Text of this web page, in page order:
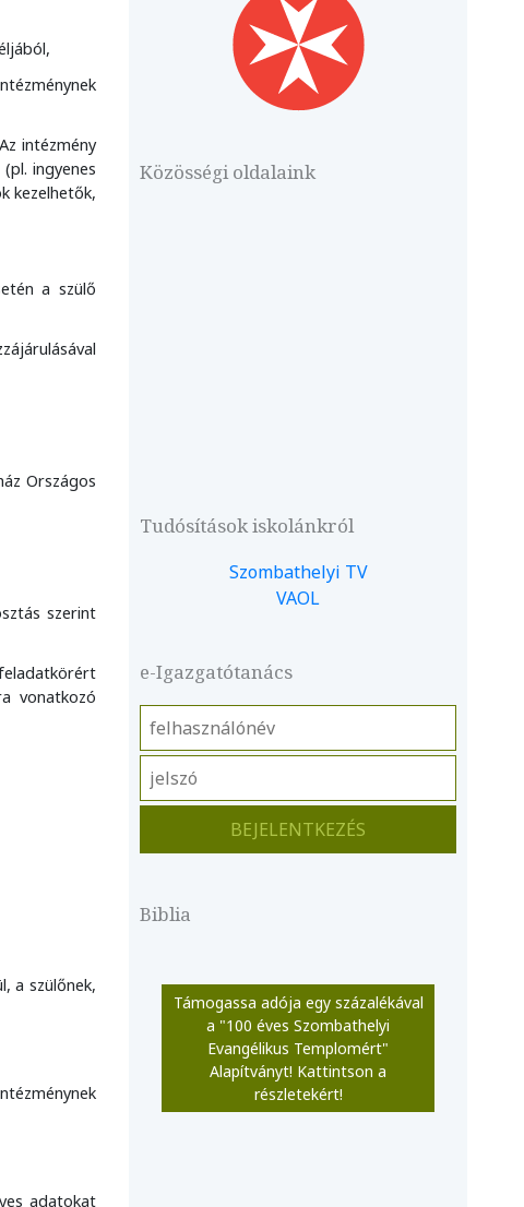
intézmény
ingyenes
kezelhetők,
a szülő
Országos
szerint
vonatkozó
a szülőnek,
adatokat
Közösségi oldalaink
Tudósítások iskolánkról
Szombathelyi TV
VAOL
e-Igazgatótanács
Biblia
Támogassa adója egy százalékával
a "100 éves Szombathelyi
Evangélikus Templomért"
Alapítványt! Kattintson a
részletekért!